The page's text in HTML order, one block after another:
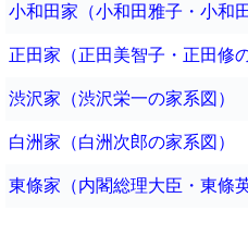
小和田家（小和田雅子・小和
正田家（正田美智子・正田修
渋沢家（渋沢栄一の家系図）
白洲家（白洲次郎の家系図）
東條家（内閣総理大臣・東條